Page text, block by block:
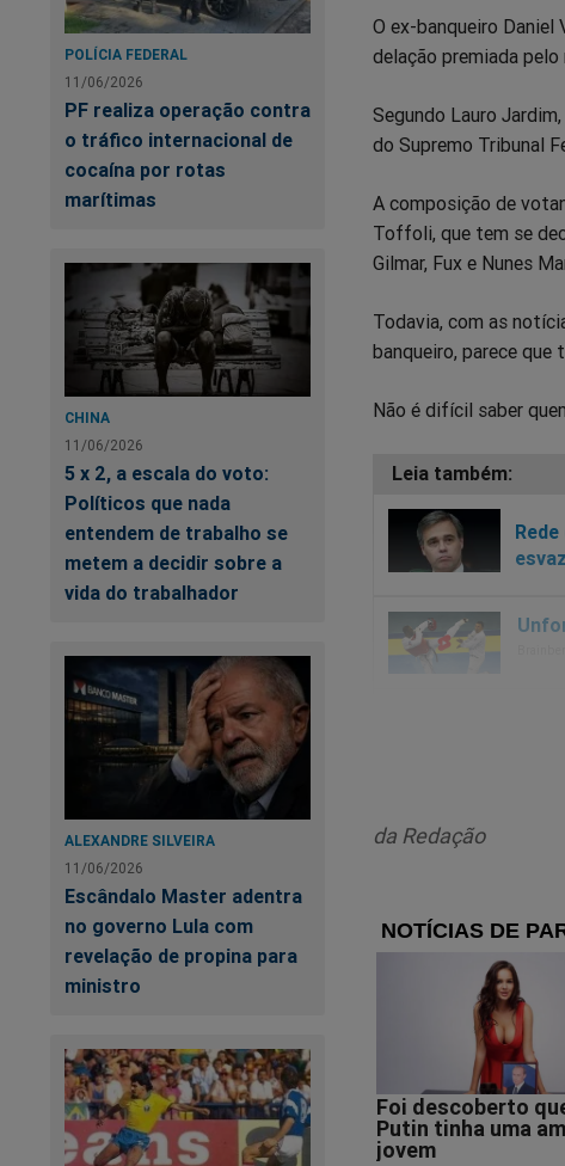
POLÍCIA FEDERAL
11/06/2026
PF realiza operação contra
o tráfico internacional de
cocaína por rotas
marítimas
CHINA
11/06/2026
5 x 2, a escala do voto:
Políticos que nada
entendem de trabalho se
metem a decidir sobre a
vida do trabalhador
ALEXANDRE SILVEIRA
11/06/2026
Escândalo Master adentra
no governo Lula com
revelação de propina para
ministro
no
no
no
O ex-banqueiro
delação premiada
Segundo Lauro
do Supremo Tribunal
A composição de
Toffoli, que tem se
Gilmar, Fux e Nunes
Todavia, com as
banqueiro, parece que
Não é difícil saber
outra
da Redação